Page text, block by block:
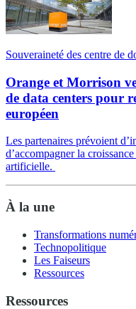
Souveraineté des centre de
Orange et Morrison
de data centers pour
européen
Les partenaires prévoient
d’accompagner la
artificielle.
À la une
Transformations
Technopolitique
Les Faiseurs
Ressources
Ressources